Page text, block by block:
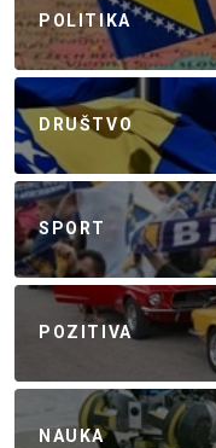
POLITIKA
DRUŠTVO
SPORT
POZITIVA
NAUKA